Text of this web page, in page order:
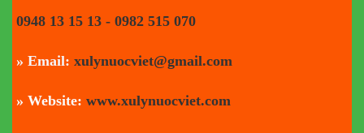
0948 13 15 13 - 0982 515 070
» Email: xulynuocviet@gmail.com
» Website: www.xulynuocviet.com